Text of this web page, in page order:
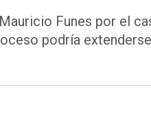
Funes por el
podría